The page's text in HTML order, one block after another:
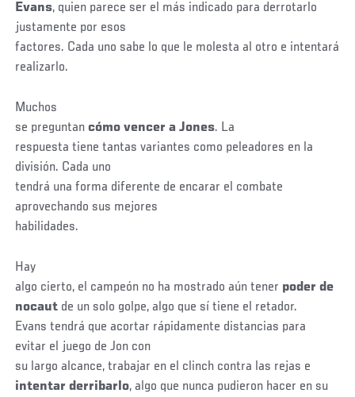
Evans, quien parece ser el más indicado para derrotarlo
justamente por esos
factores. Cada uno sabe lo que le molesta al otro e intentará
realizarlo.
Muchos
se preguntancómo vencer a Jones. La
respuesta tiene tantas variantes como peleadores en la
división. Cada uno
tendrá una forma diferente de encarar el combate
aprovechando sus mejores
habilidades.
Hay
algo cierto, el campeón no ha mostrado aún tener poder de
nocaut de un solo golpe, algo que sí tiene el retador.
Evans tendrá que acortar rápidamente distancias para
evitar el juego de Jon con
su largo alcance, trabajar en el clinch contra las rejas e
intentar derribarlo, algo que nunca pudieron hacer en su